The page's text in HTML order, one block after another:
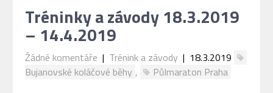
Tréninky a závody 18.3.2019
– 14.4.2019
Žádné komentáře | Trénink a závody | 18.3.2019
Bujanovské koláčové běhy ,
Půlmaraton Praha